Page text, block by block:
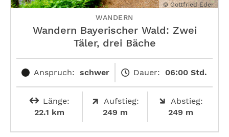
© Gottfried Eder
WANDERN
Wandern Bayerischer Wald: Zwei
Täler, drei Bäche
Anspruch: schwer Dauer: 06:00 Std.
Länge:
22.1 km
Aufstieg:
249 m
Abstieg:
249 m